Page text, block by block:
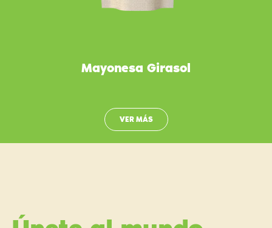
Mayonesa Girasol
VER MÁS